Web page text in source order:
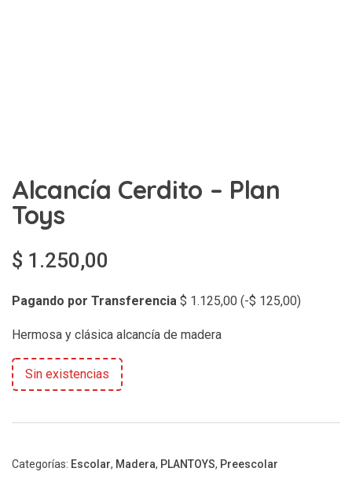
Alcancía Cerdito – Plan
Toys
$ 1.250,00
Pagando por Transferencia $ 1.125,00 (-$ 125,00)
Hermosa y clásica alcancía de madera
Sin existencias
Categorías: Escolar, Madera, PLANTOYS, Preescolar